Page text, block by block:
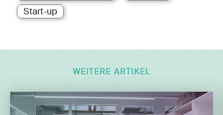
Start-up
WEITERE ARTIKEL